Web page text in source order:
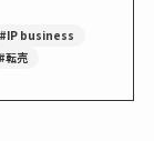
#IP business
#転売